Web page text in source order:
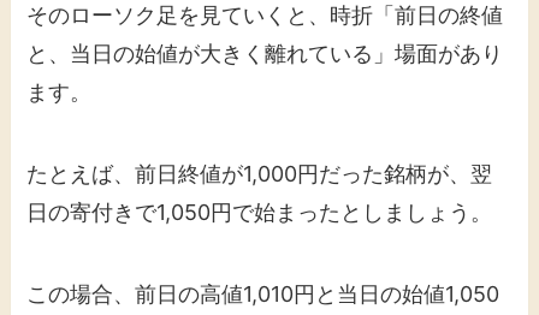
そのローソク足を見ていくと、時折「前日の終値
と、当日の始値が大きく離れている」場面があり
ます。
たとえば、前日終値が1,000円だった銘柄が、翌
日の寄付きで1,050円で始まったとしましょう。
この場合、前日の高値1,010円と当日の始値1,050